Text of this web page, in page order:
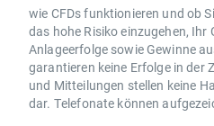
wie CFDs funktionieren und ob
das hohe Risiko einzugehen, Ihr
Anlageerfolge sowie Gewinne
garantieren keine Erfolge in der
und Mitteilungen stellen keine
dar. Telefonate können